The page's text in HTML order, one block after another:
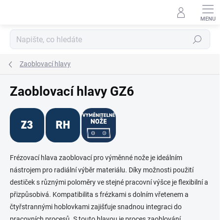
Hledat
Zaoblovací hlavy
Zaoblovací hlavy GZ6
Frézovací hlava zaoblovací pro výměnné nože je ideálním
nástrojem pro radiální výběr materiálu. Díky možnosti použití
destiček s různými poloměry ve stejné pracovní výšce je flexibilní a
přizpůsobivá. Kompatibilita s frézkami s dolním vřetenem a
čtyřstrannými hoblovkami zajišťuje snadnou integraci do